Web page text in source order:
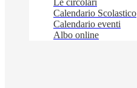
Le circolari
Calendario Scolastico
Calendario eventi
Albo online